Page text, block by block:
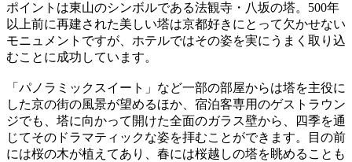
ポイントは東山のシンボルである法観寺・八坂の塔。500年
以上前に再建された美しい塔は京都好きにとって欠かせない
モニュメントですが、ホテルではその姿を実にうまく取り込
むことに成功しています。
「パノラミックスイート」など一部の部屋からは塔を主役に
した京の街の風景が望めるほか、宿泊客専用のゲストラウン
ジでも、塔に向かって開けた全面のガラス壁から、四季を通
じてそのドラマティックな姿を拝むことができます。目の前
には桜の木が植えてあり、春には桜越しの塔を眺めることも